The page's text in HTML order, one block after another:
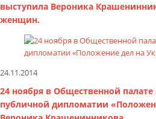
выступила Вероника
женщин.
24.11.2014
24 ноября в Общественной
публичной дипломатии